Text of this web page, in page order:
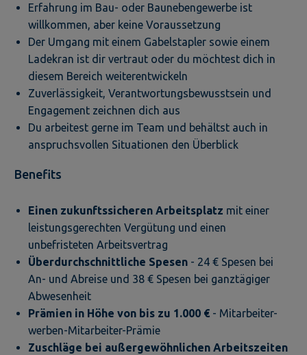
Erfahrung im Bau- oder Baunebengewerbe ist
willkommen, aber keine Voraussetzung
Der Umgang mit einem Gabelstapler sowie einem
Ladekran ist dir vertraut oder du möchtest dich in
diesem Bereich weiterentwickeln
Zuverlässigkeit, Verantwortungsbewusstsein und
Engagement zeichnen dich aus
Du arbeitest gerne im Team und behältst auch in
anspruchsvollen Situationen den Überblick
Benefits
Einen zukunftssicheren Arbeitsplatz mit einer
leistungsgerechten Vergütung und einen
unbefristeten Arbeitsvertrag
Überdurchschnittliche Spesen - 24 € Spesen bei
An- und Abreise und 38 € Spesen bei ganztägiger
Abwesenheit
Prämien in Höhe von bis zu 1.000 € - Mitarbeiter-
werben-Mitarbeiter-Prämie
Zuschläge bei außergewöhnlichen Arbeitszeiten